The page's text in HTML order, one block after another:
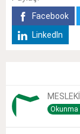
Facebook
LinkedIn
Okunma